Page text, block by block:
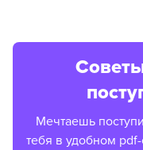
Мечтаешь
тебя в удобном